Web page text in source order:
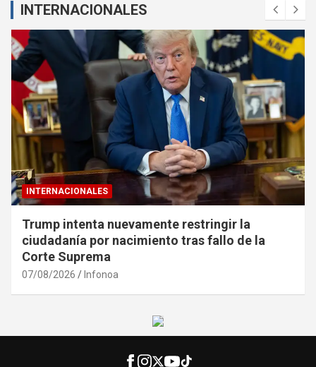
INTERNACIONALES
INTERNACIONALES
Trump intenta nuevamente restringir la
ciudadanía por nacimiento tras fallo de la
Corte Suprema
07/08/2026 Infonoa